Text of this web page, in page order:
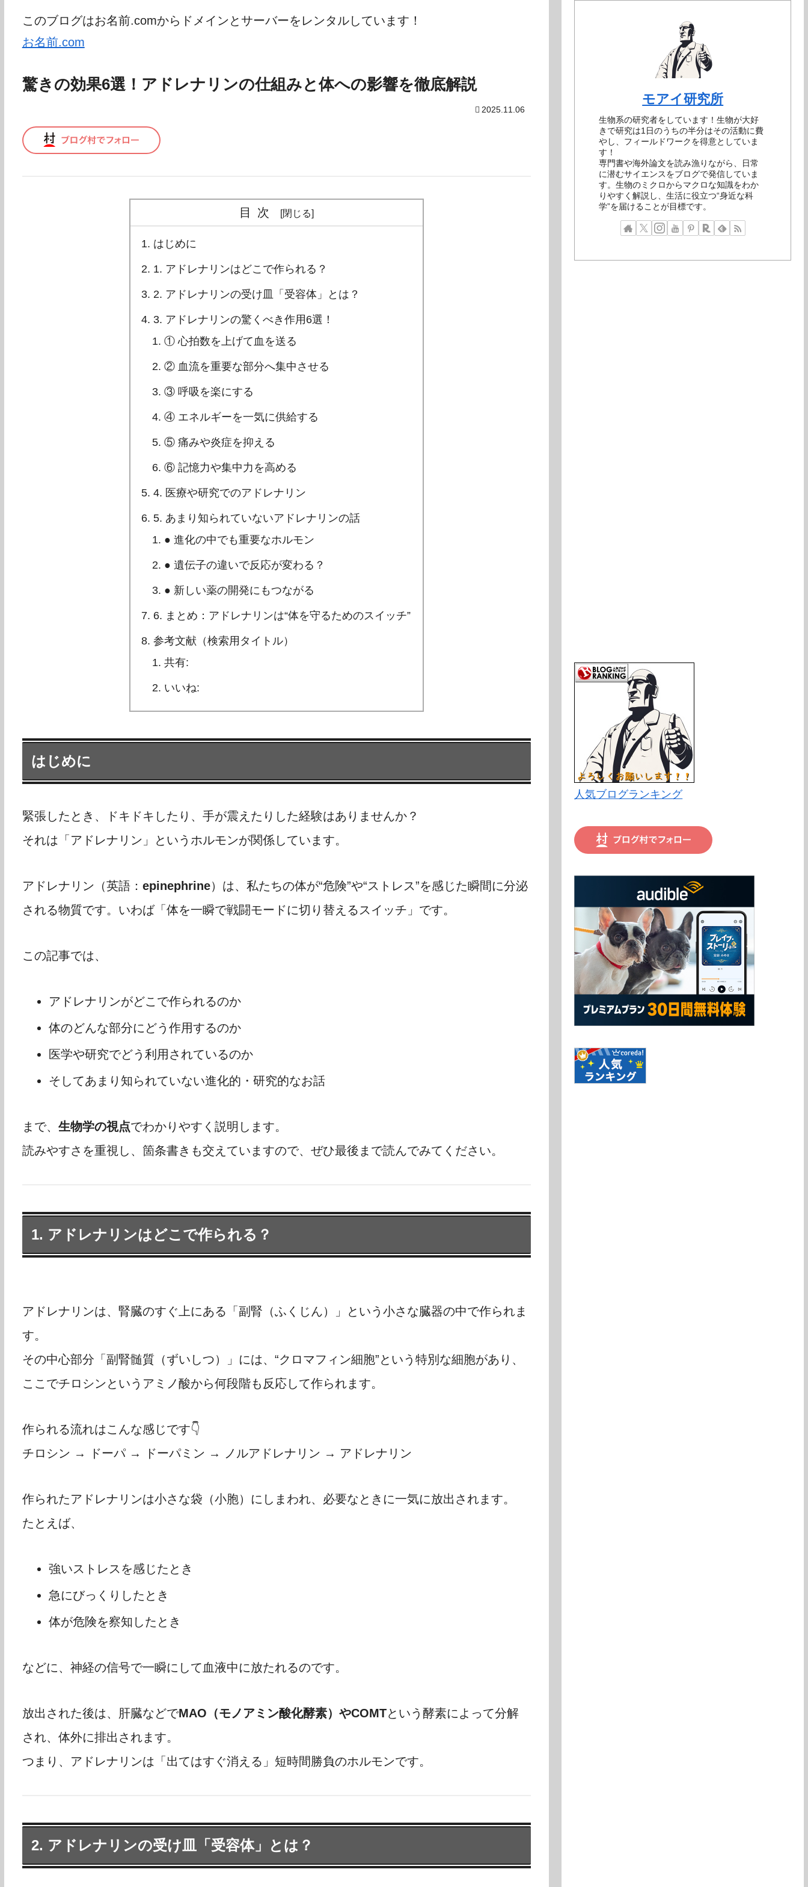
このブログはお名前.comからドメインとサーバーをレンタルしています！
お名前.com
驚きの効果6選！アドレナリンの仕組みと体への影響を徹底解説
2025.11.06
目次
はじめに
1. アドレナリンはどこで作られる？
2. アドレナリンの受け皿「受容体」とは？
3. アドレナリンの驚くべき作用6選！
① 心拍数を上げて血を送る
② 血流を重要な部分へ集中させる
③ 呼吸を楽にする
④ エネルギーを一気に供給する
⑤ 痛みや炎症を抑える
⑥ 記憶力や集中力を高める
4. 医療や研究でのアドレナリン
5. あまり知られていないアドレナリンの話
● 進化の中でも重要なホルモン
● 遺伝子の違いで反応が変わる？
● 新しい薬の開発にもつながる
6. まとめ：アドレナリンは“体を守るためのスイッチ”
参考文献（検索用タイトル）
共有:
いいね:
はじめに
緊張したとき、ドキドキしたり、手が震えたりした経験はありませんか？
それは「アドレナリン」というホルモンが関係しています。
アドレナリン（英語： epinephrine）は、私たちの体が“危険”や“ストレス”を感じた瞬間に分泌
される物質です。いわば「体を一瞬で戦闘モードに切り替えるスイッチ」です。
この記事では、
アドレナリンがどこで作られるのか
体のどんな部分にどう作用するのか
医学や研究でどう利用されているのか
そしてあまり知られていない進化的・研究的なお話
まで、 生物学の視点でわかりやすく説明します。
読みやすさを重視し、箇条書きも交えていますので、ぜひ最後まで読んでみてください。
1. アドレナリンはどこで作られる？
アドレナリンは、腎臓のすぐ上にある「副腎（ふくじん）」という小さな臓器の中で作られま
す。
その中心部分「副腎髄質（ずいしつ）」には、“クロマフィン細胞”という特別な細胞があり、
ここでチロシンというアミノ酸から何段階も反応して作られます。
作られる流れはこんな感じです👇
チロシン → ドーパ → ドーパミン → ノルアドレナリン → アドレナリン
作られたアドレナリンは小さな袋（小胞）にしまわれ、必要なときに一気に放出されます。
たとえば、
強いストレスを感じたとき
急にびっくりしたとき
体が危険を察知したとき
などに、神経の信号で一瞬にして血液中に放たれるのです。
放出された後は、肝臓などでMAO（モノアミン酸化酵素）やCOMTという酵素によって分解
され、体外に排出されます。
つまり、アドレナリンは「出てはすぐ消える」短時間勝負のホルモンです。
2. アドレナリンの受け皿「受容体」とは？
モアイ研究所
生物系の研究者をしています！生物が大好
きで研究は1日のうちの半分はその活動に費
やし、フィールドワークを得意としていま
す！
専門書や海外論文を読み漁りながら、日常
に潜むサイエンスをブログで発信していま
す。生物のミクロからマクロな知識をわか
りやすく解説し、生活に役立つ“身近な科
学”を届けることが目標です。
人気ブログランキング